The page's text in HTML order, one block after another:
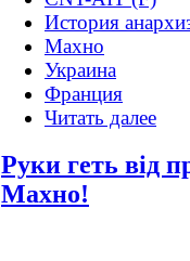
История
Махно
Украина
Франция
Читать далее
Руки геть від
Махно!